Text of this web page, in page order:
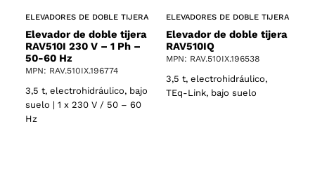
ELEVADORES DE DOBLE TIJERA
Elevador de doble tijera
RAV510I 230 V – 1 Ph –
50-60 Hz
MPN: RAV.510IX.196774
3,5 t, electrohidráulico, bajo
suelo | 1 x 230 V / 50 – 60
Hz
ELEVADORES DE DOBLE TIJERA
Elevador de doble tijera
RAV510IQ
MPN: RAV.510IX.196538
3,5 t, electrohidráulico,
TEq-Link, bajo suelo